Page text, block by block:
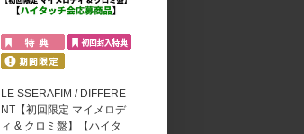
LE SSERAFIM / DIFFERE
NT【初回限定 マイメロデ
ィ & クロミ盤】【ハイタ